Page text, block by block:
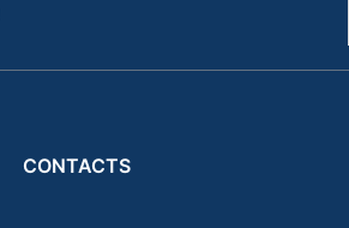
CONTACTS